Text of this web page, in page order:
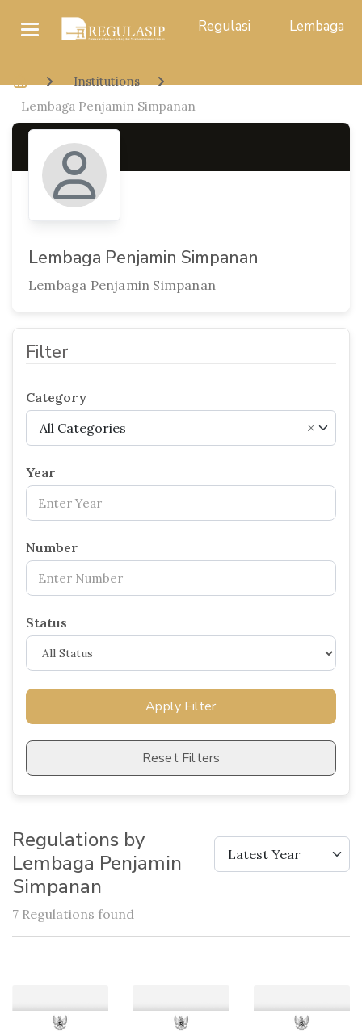
Regulasi Lembaga
Institutions
Lembaga Penjamin Simpanan
Lembaga Penjamin Simpanan
Lembaga Penjamin Simpanan
Filter
Category
×
All Categories
Year
Number
Status
Apply Filter
Reset Filters
Regulations by
Lembaga Penjamin
Simpanan
7 Regulations found
Latest Year